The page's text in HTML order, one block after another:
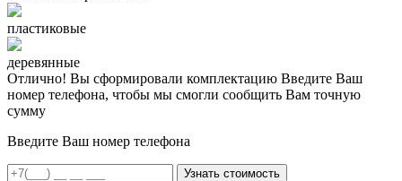
пластиковые
деревянные
Отлично! Вы сформировали комплектацию Введите Ваш
номер телефона, чтобы мы смогли сообщить Вам точную
сумму
Введите Ваш номер телефона